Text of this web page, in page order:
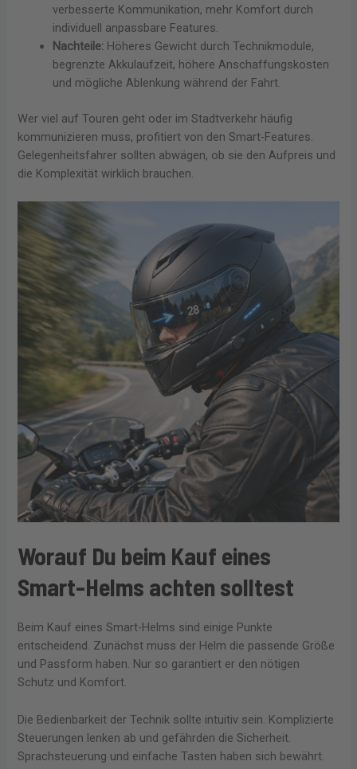
verbesserte Kommunikation, mehr Komfort durch
individuell anpassbare Features.
Nachteile: Höheres Gewicht durch Technikmodule,
begrenzte Akkulaufzeit, höhere Anschaffungskosten
und mögliche Ablenkung während der Fahrt.
Wer viel auf Touren geht oder im Stadtverkehr häufig
kommunizieren muss, profitiert von den Smart-Features.
Gelegenheitsfahrer sollten abwägen, ob sie den Aufpreis und
die Komplexität wirklich brauchen.
Worauf Du beim Kauf eines
Smart-Helms achten solltest
Beim Kauf eines Smart-Helms sind einige Punkte
entscheidend. Zunächst muss der Helm die passende Größe
und Passform haben. Nur so garantiert er den nötigen
Schutz und Komfort.
Die Bedienbarkeit der Technik sollte intuitiv sein. Komplizierte
Steuerungen lenken ab und gefährden die Sicherheit.
Sprachsteuerung und einfache Tasten haben sich bewährt.